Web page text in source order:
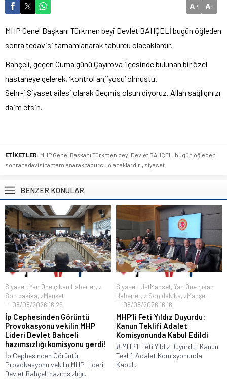
A+ A-
MHP Genel Başkanı Türkmen beyi Devlet BAHÇELİ bugün öğleden
sonra tedavisi tamamlanarak taburcu olacaklardır.
Bahçeli, geçen Cuma günü Çayırova ilçesinde bulunan bir özel
hastaneye gelerek, ‘kontrol anjiyosu’ olmuştu.
Sehr-i Siyaset ailesi olarak Geçmiş olsun diyoruz. Allah sağlıgınızı
daim etsin.
ETİKETLER: MHP Genel Başkanı Türkmen beyi Devlet BAHÇELİ bugün öğleden
sonra tedavisi tamamlanarak taburcu olacaklardır. , siyaset
BENZER KONULAR
Siyaset, Yan Öne çıkan Haberler, z
Son dakika, zManşet
08/08/2026 16:29
İp Cephesinden Görüntü
Provokasyonu vekilin MHP
Lideri Devlet Bahçeli
hazımsızlığı komisyonu gerdi!
İp Cephesinden Görüntü
Provokasyonu vekilin MHP Lideri
Devlet Bahçeli hazımsızlığı...
Siyaset, ÜstManset, Yan Öne çıkan
Haberler, z Son dakika, zManşet
08/08/2026 16:16
MHP’li Feti Yıldız Duyurdu:
Kanun Teklifi Adalet
Komisyonunda Kabul Edildi
# MHP’li Feti Yıldız Duyurdu: Kanun
Teklifi Adalet Komisyonunda
Kabul...